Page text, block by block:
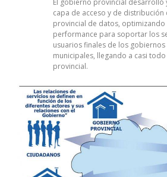
capa de acceso y de distribución
provincial de datos, optimizando
performance para soportar los
usuarios finales de los
municipales, llegando a casi
provincial.